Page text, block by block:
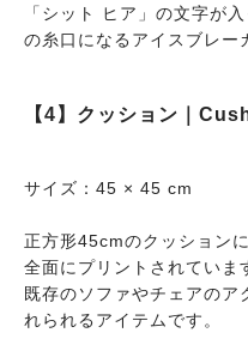
ホームデザイン ホワイ
「シット ヒア」の文字が
の糸口になるアイスブレー
【4】クッション｜
サイズ：45 × 45 cm
正方形45cmのクッション
全面にプリントされていま
既存のソファやチェアのア
れられるアイテムです。